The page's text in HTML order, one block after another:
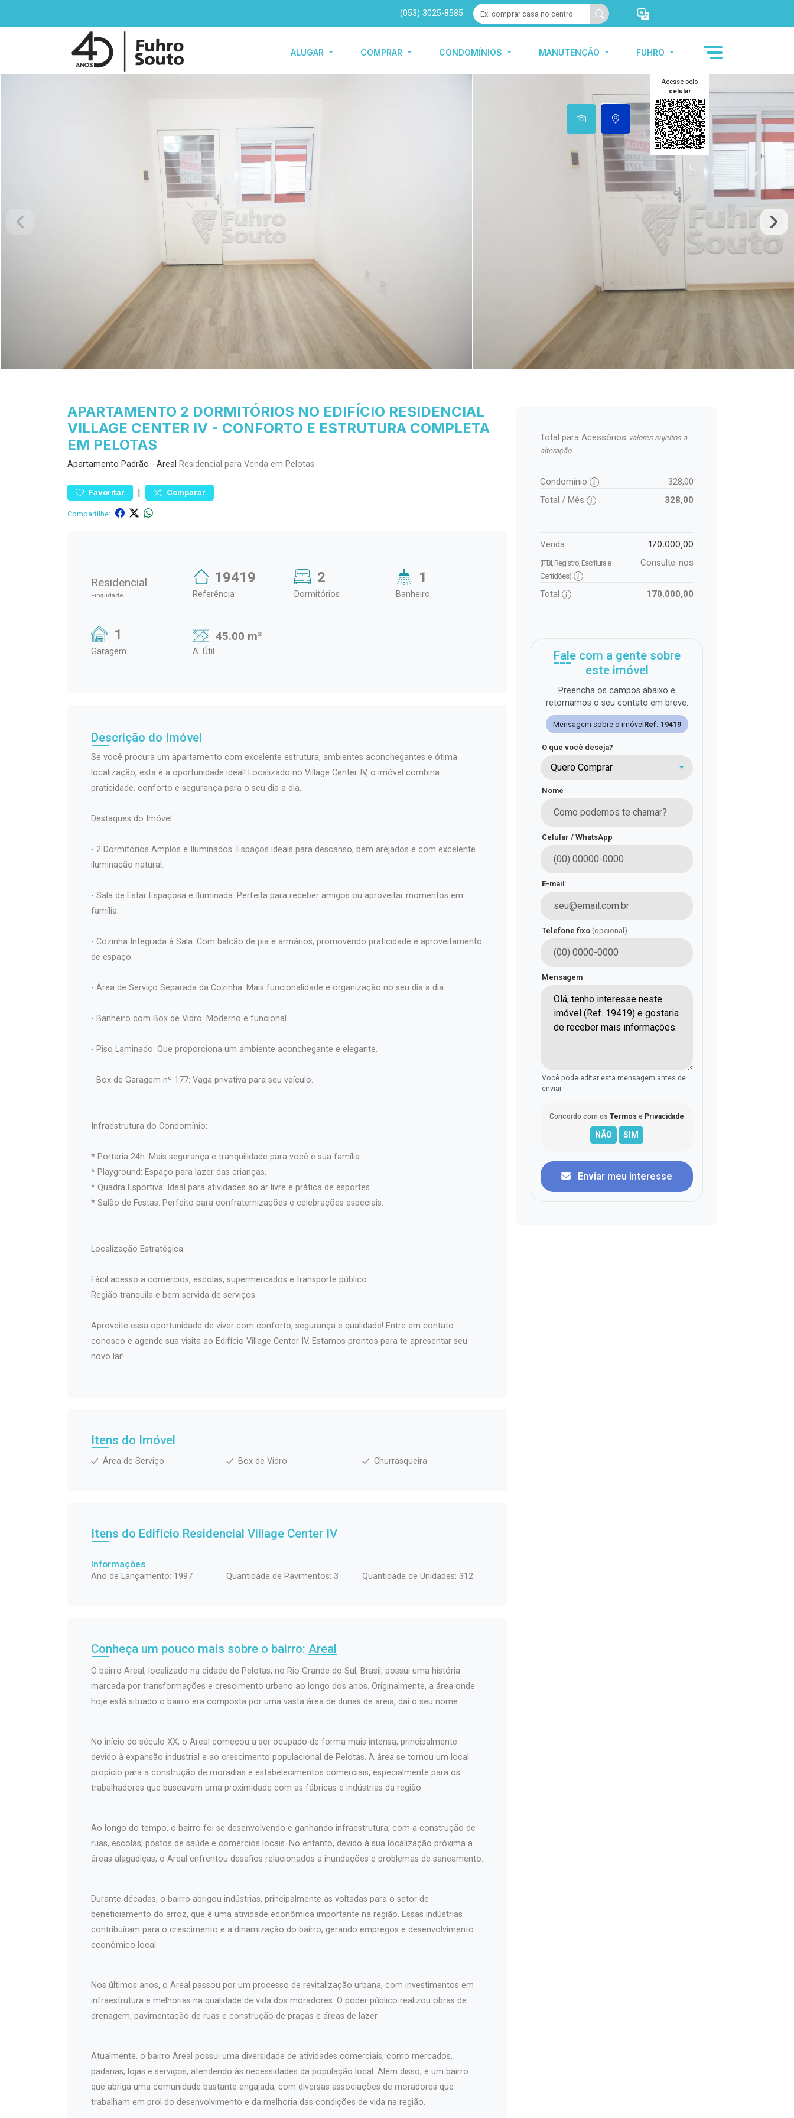
(053) 3025-8585
ALUGAR COMPRAR CONDOMÍNIOS MANUTENÇÃO FUHRO
Acesse pelo
celular
APARTAMENTO 2 DORMITÓRIOS NO EDIFÍCIO RESIDENCIAL
VILLAGE CENTER IV - CONFORTO E ESTRUTURA COMPLETA
EM PELOTAS
Apartamento Padrão - Areal Residencial para Venda em Pelotas
Favoritar | Comparar
Compartilhe:
Residencial
Finalidade
19419
Referência
2
Dormitórios
1
Banheiro
1
Garagem
45.00 m²
A. Útil
Descrição do Imóvel
Se você procura um apartamento com excelente estrutura, ambientes aconchegantes e ótima
localização, esta é a oportunidade ideal! Localizado no Village Center IV, o imóvel combina
praticidade, conforto e segurança para o seu dia a dia.
Destaques do Imóvel:
- 2 Dormitórios Amplos e Iluminados: Espaços ideais para descanso, bem arejados e com excelente
iluminação natural.
- Sala de Estar Espaçosa e Iluminada: Perfeita para receber amigos ou aproveitar momentos em
família.
- Cozinha Integrada à Sala: Com balcão de pia e armários, promovendo praticidade e aproveitamento
de espaço.
- Área de Serviço Separada da Cozinha: Mais funcionalidade e organização no seu dia a dia.
- Banheiro com Box de Vidro: Moderno e funcional.
- Piso Laminado: Que proporciona um ambiente aconchegante e elegante.
- Box de Garagem nº 177: Vaga privativa para seu veículo.
Infraestrutura do Condomínio:
* Portaria 24h: Mais segurança e tranquilidade para você e sua família.
* Playground: Espaço para lazer das crianças.
* Quadra Esportiva: Ideal para atividades ao ar livre e prática de esportes.
* Salão de Festas: Perfeito para confraternizações e celebrações especiais.
Localização Estratégica:
Fácil acesso a comércios, escolas, supermercados e transporte público.
Região tranquila e bem servida de serviços.
Aproveite essa oportunidade de viver com conforto, segurança e qualidade! Entre em contato
conosco e agende sua visita ao Edifício Village Center IV. Estamos prontos para te apresentar seu
novo lar!
Itens do Imóvel
Área de Serviço Box de Vidro Churrasqueira
Itens do Edifício Residencial Village Center IV
Informações
Ano de Lançamento: 1997
Quantidade de Pavimentos: 3 Quantidade de Unidades: 312
Conheça um pouco mais sobre o bairro: Areal
O bairro Areal, localizado na cidade de Pelotas, no Rio Grande do Sul, Brasil, possui uma história
marcada por transformações e crescimento urbano ao longo dos anos. Originalmente, a área onde
hoje está situado o bairro era composta por uma vasta área de dunas de areia, daí o seu nome.
No início do século XX, o Areal começou a ser ocupado de forma mais intensa, principalmente
devido à expansão industrial e ao crescimento populacional de Pelotas. A área se tornou um local
propício para a construção de moradias e estabelecimentos comerciais, especialmente para os
trabalhadores que buscavam uma proximidade com as fábricas e indústrias da região.
Ao longo do tempo, o bairro foi se desenvolvendo e ganhando infraestrutura, com a construção de
ruas, escolas, postos de saúde e comércios locais. No entanto, devido à sua localização próxima a
áreas alagadiças, o Areal enfrentou desafios relacionados a inundações e problemas de saneamento.
Durante décadas, o bairro abrigou indústrias, principalmente as voltadas para o setor de
beneficiamento do arroz, que é uma atividade econômica importante na região. Essas indústrias
contribuíram para o crescimento e a dinamização do bairro, gerando empregos e desenvolvimento
econômico local.
Nos últimos anos, o Areal passou por um processo de revitalização urbana, com investimentos em
infraestrutura e melhorias na qualidade de vida dos moradores. O poder público realizou obras de
drenagem, pavimentação de ruas e construção de praças e áreas de lazer.
Atualmente, o bairro Areal possui uma diversidade de atividades comerciais, como mercados,
padarias, lojas e serviços, atendendo às necessidades da população local. Além disso, é um bairro
que abriga uma comunidade bastante engajada, com diversas associações de moradores que
trabalham em prol do desenvolvimento e da melhoria das condições de vida na região.
Total para Acessórios valores sujeitos a
alteração.
Condomínio
328,00
Total / Mês
328,00
Venda 170.000,00
(ITBI, Registro, Escritura e
Certidões)
Consulte-nos
Total 170.000,00
Fale com a gente sobre
este imóvel
Preencha os campos abaixo e
retornamos o seu contato em breve.
Mensagem sobre o imóvel Ref. 19419
O que você deseja?
Quero Comprar
Nome
Celular / WhatsApp
E-mail
Telefone fixo (opcional)
Mensagem
Você pode editar esta mensagem antes de
enviar.
Concordo com os Termos e Privacidade
Enviar meu interesse